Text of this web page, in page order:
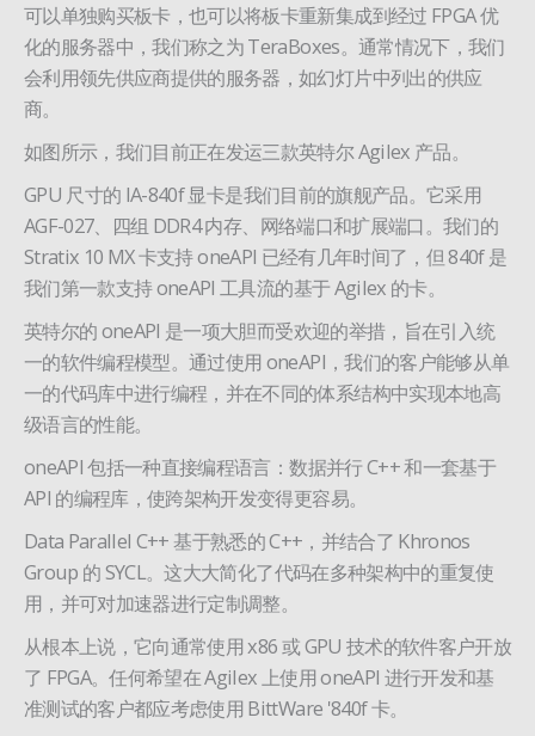
可以单独购买板卡，也可以将板卡重新集成到经过 FPGA 优
化的服务器中，我们称之为 TeraBoxes。通常情况下，我们
会利用领先供应商提供的服务器，如幻灯片中列出的供应
商。
如图所示，我们目前正在发运三款英特尔 Agilex 产品。
GPU 尺寸的 IA-840f 显卡是我们目前的旗舰产品。它采用
AGF-027、四组 DDR4 内存、网络端口和扩展端口。我们的
Stratix 10 MX 卡支持 oneAPI 已经有几年时间了，但 840f 是
我们第一款支持 oneAPI 工具流的基于 Agilex 的卡。
英特尔的 oneAPI 是一项大胆而受欢迎的举措，旨在引入统
一的软件编程模型。通过使用 oneAPI，我们的客户能够从单
一的代码库中进行编程，并在不同的体系结构中实现本地高
级语言的性能。
oneAPI 包括一种直接编程语言：数据并行 C++ 和一套基于
API 的编程库，使跨架构开发变得更容易。
Data Parallel C++ 基于熟悉的 C++，并结合了 Khronos
Group 的 SYCL。这大大简化了代码在多种架构中的重复使
用，并可对加速器进行定制调整。
从根本上说，它向通常使用 x86 或 GPU 技术的软件客户开放
了 FPGA。任何希望在 Agilex 上使用 oneAPI 进行开发和基
准测试的客户都应考虑使用 BittWare '840f 卡。